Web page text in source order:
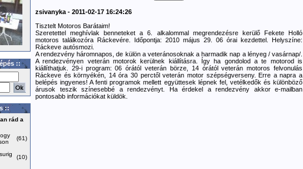
::
::
rád a
(61)
(10)
zsivanyka - 2011-02-17 16:24:26
Tisztelt Motoros Barátaim!
Szeretettel meghívlak benneteket a 6. alkalommal megrendezésre kerülő Fekete Holló
motoros találkozóra Ráckevére. Időpontja: 2010 május 29. 06 órai kezdettel. Helyszíne:
Ráckeve autósmozi.
A rendezvény háromnapos, de külön a veteránosoknak a harmadik nap a lényeg / vasárnap/.
A rendezvényen veterán motorok kerülnek kiállításra. Így ha gondolod a te motorod is
kiállíthatjuk. 29-i program: 06 órától veterán börze, 14 órától veterán motoros felvonulás
Ráckeve és környékén, 14 óra 30 perctől veterán motor szépségverseny. Erre a napra a
belépés ingyenes! A fenti programok mellett együttesek lépnek fel, vetélkedők és különböző
árusok teszik színesebbé a rendezvényt. Ha érdekel a rendezvény akkor e-mailban
pontosabb információkat küldök.